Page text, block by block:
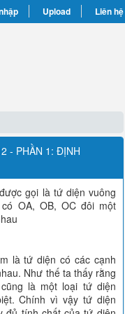
Upload Liên hệ
- PHẦN 1: ĐỊNH
gọi là tứ diện vuông
OA, OB, OC đôi một
là tứ diện có các cạnh
Như thế ta thấy rằng
là một loại tứ diện
Chính vì vậy tứ diện